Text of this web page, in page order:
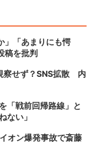
」「あまりにも愕
稿を批判
察せず？SNS拡散 内
「戦前回帰路線」と
ない」
オン爆発事故で斎藤